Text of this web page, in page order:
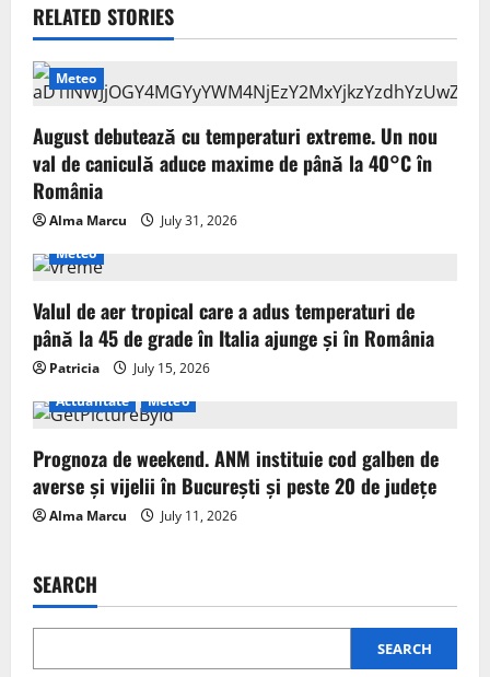
RELATED STORIES
Meteo
August debutează cu temperaturi extreme. Un nou
val de caniculă aduce maxime de până la 40°C în
România
Alma Marcu
July 31, 2026
Meteo
Valul de aer tropical care a adus temperaturi de
până la 45 de grade în Italia ajunge și în România
Patricia
July 15, 2026
Actualitate
Meteo
Prognoza de weekend. ANM instituie cod galben de
averse și vijelii în București și peste 20 de județe
Alma Marcu July 11, 2026
SEARCH
SEARCH